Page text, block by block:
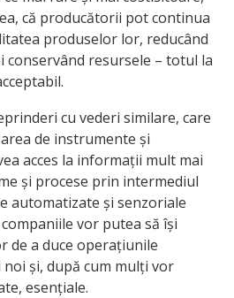
că producătorii pot continua
produselor lor, reducând
conservând resursele – totul la
cu vederi similare, care
de instrumente și
acces la informații mult mai
și procese prin intermediul
automatizate și senzoriale
vor putea să își
de a duce operațiunile
și, după cum mulți vor
esențiale.